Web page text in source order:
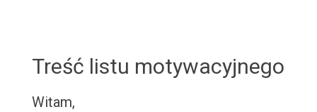
Treść listu motywacyjnego
Witam,